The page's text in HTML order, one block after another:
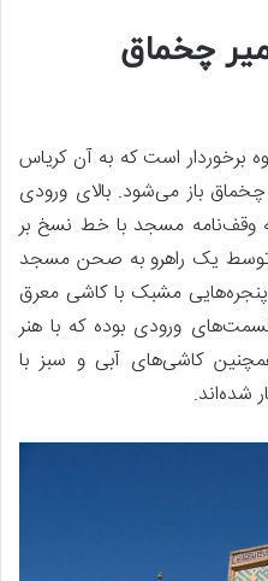
چخماق
برخوردار است که به آن کریاس
باز می‌شود. بالای ورودی
وقف‌نامه مسجد با خط نسخ بر
یک راهرو به صحن مسجد
مشبک با کاشی معرق
ورودی بوده که با هنر
کاشی‌های آبی و سبز با
شده‌اند.